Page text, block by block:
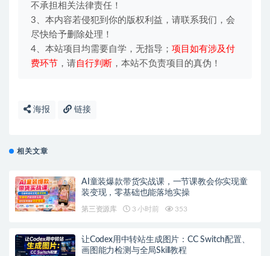
不承担相关法律责任！
3、本内容若侵犯到你的版权利益，请联系我们，会
尽快给予删除处理！
4、本站项目均需要自学，无指导； 项目如有涉及付
费环节 ，请自行判断 ，本站不负责项目的真伪！
海报 链接
相关文章
AI童装爆款带货实战课，一节课教会你实现童
装变现，零基础也能落地实操
第三资源库 3 小时前 353
让Codex用中转站生成图片：CC Switch配置、
画图能力检测与全局Skill教程